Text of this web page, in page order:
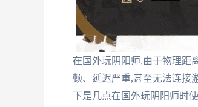
在国外玩阴阳师,由于物理距
顿、延迟严重,甚至无法连接
下是几点在国外玩阴阳师时